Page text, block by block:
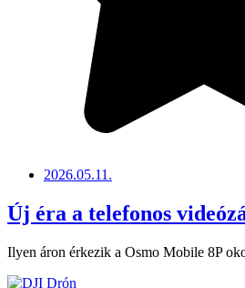
2026.05.11.
Új éra a telefonos
Ilyen áron érkezik a Osmo Mobile 8P